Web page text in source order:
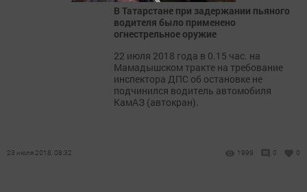
В Татарстане при задержании пьяного
водителя было применено
огнестрельное оружие
22 июля 2018 года в 0.15 час. на
Мамадышском тракте на требование
инспектора ДПС об остановке не
подчинился водитель автомобиля
КамАЗ (автокран).
23 июля 2018, 08:32 1999 0 0